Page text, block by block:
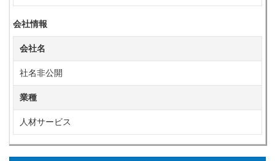
会社情報
会社名
社名非公開
業種
人材サービス